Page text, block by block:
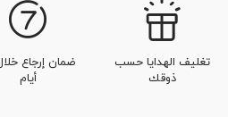
تغليف الهدايا حسب
ذوقك
أيام